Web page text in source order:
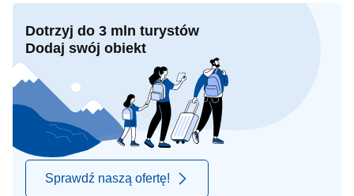
Dotrzyj do 3 mln turystów
Dodaj swój obiekt
Sprawdź naszą ofertę!